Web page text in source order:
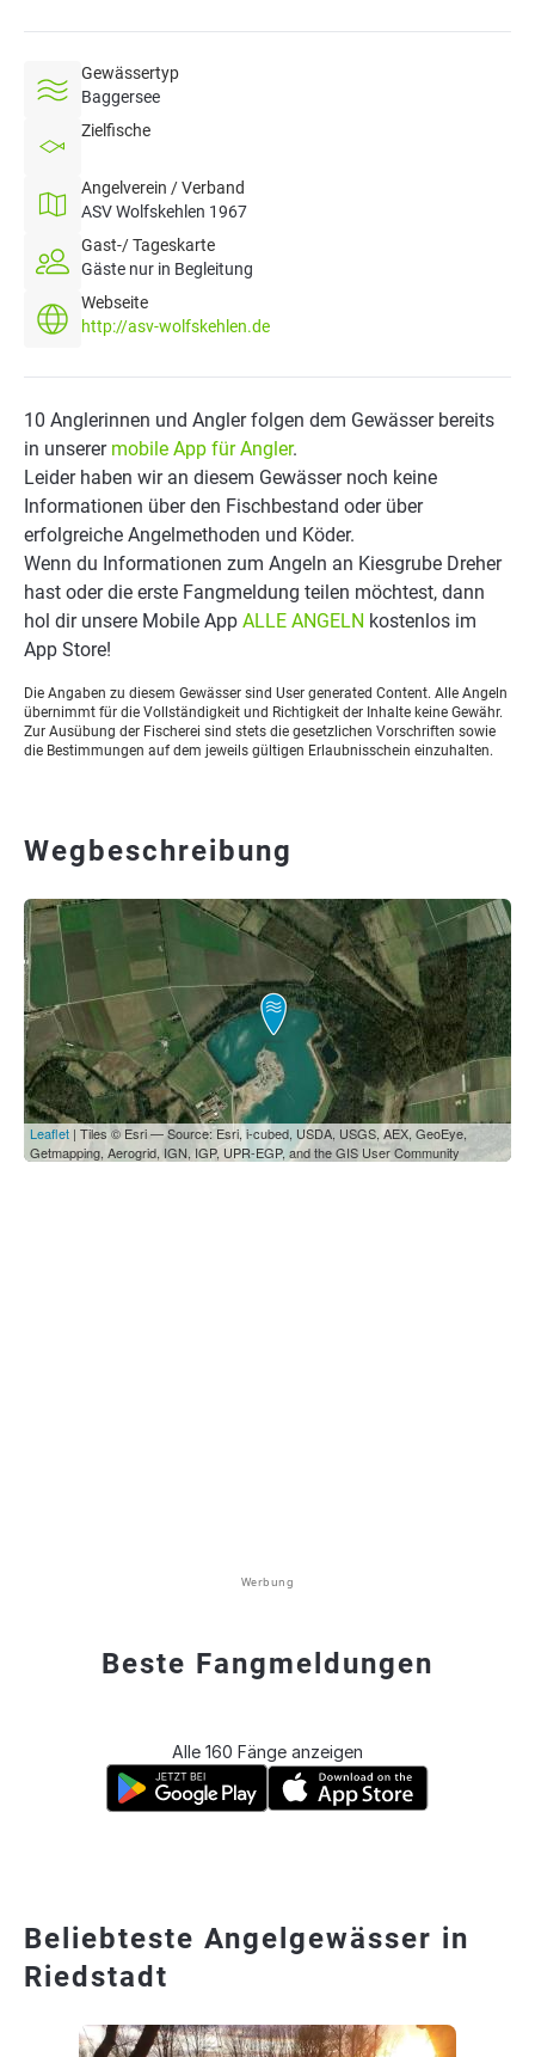
Gewässertyp
Baggersee
Zielfische
Angelverein / Verband
ASV Wolfskehlen 1967
Gast-/ Tageskarte
Gäste nur in Begleitung
Webseite
http://asv-wolfskehlen.de
10 Anglerinnen und Angler folgen dem Gewässer bereits
in unserer mobile App für Angler.
Leider haben wir an diesem Gewässer noch keine
Informationen über den Fischbestand oder über
erfolgreiche Angelmethoden und Köder.
Wenn du Informationen zum Angeln an Kiesgrube Dreher
hast oder die erste Fangmeldung teilen möchtest, dann
hol dir unsere Mobile App ALLE ANGELN kostenlos im
App Store!
Die Angaben zu diesem Gewässer sind User generated Content. Alle Angeln
übernimmt für die Vollständigkeit und Richtigkeit der Inhalte keine Gewähr.
Zur Ausübung der Fischerei sind stets die gesetzlichen Vorschriften sowie
die Bestimmungen auf dem jeweils gültigen Erlaubnisschein einzuhalten.
Wegbeschreibung
Leaflet | Tiles © Esri — Source: Esri, i-cubed, USDA, USGS, AEX, GeoEye,
Getmapping, Aerogrid, IGN, IGP, UPR-EGP, and the GIS User Community
Werbung
Beste Fangmeldungen
Alle 160 Fänge anzeigen
Beliebteste Angelgewässer in
Riedstadt